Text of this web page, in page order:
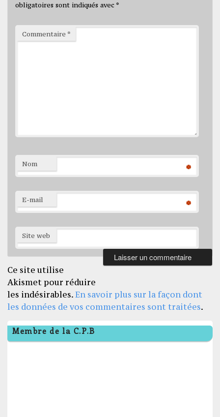
obligatoires sont indiqués avec *
Commentaire *
Nom *
E-mail *
Site web
Ce site utilise
Akismet pour réduire
les indésirables.En savoir plus sur la façon dont
les données de vos commentaires sont traitées.
Zone
principale
de
Membre de la C.P.B